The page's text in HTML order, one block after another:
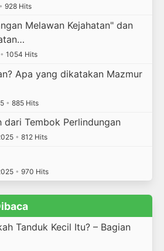
• 928 Hits
Melawan Kejahatan" dan
• 1054 Hits
Apa yang dikatakan Mazmur
• 885 Hits
dari Tembok Perlindungan
• 812 Hits
• 970 Hits
Tanduk Kecil Itu? – Bagian